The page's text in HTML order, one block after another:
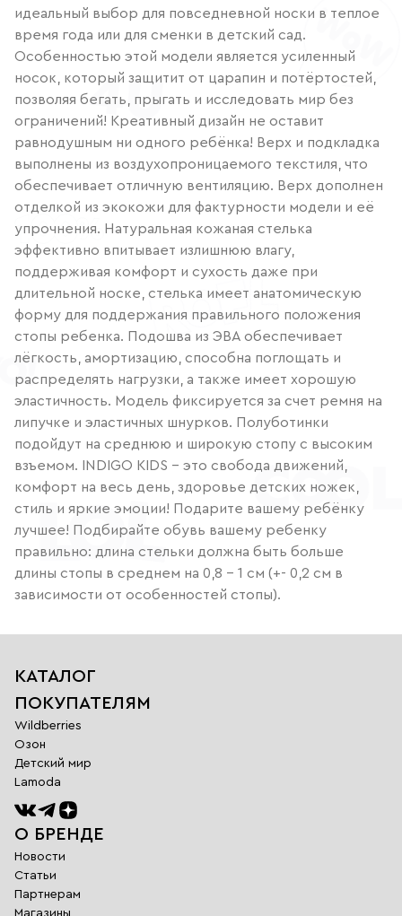
идеальный выбор для повседневной носки в теплое
время года или для сменки в детский сад.
Особенностью этой модели является усиленный
носок, который защитит от царапин и потёртостей,
позволяя бегать, прыгать и исследовать мир без
ограничений! Креативный дизайн не оставит
равнодушным ни одного ребёнка! Верх и подкладка
выполнены из воздухопроницаемого текстиля, что
обеспечивает отличную вентиляцию. Верх дополнен
отделкой из экокожи для фактурности модели и её
упрочнения. Натуральная кожаная стелька
эффективно впитывает излишнюю влагу,
поддерживая комфорт и сухость даже при
длительной носке, стелька имеет анатомическую
форму для поддержания правильного положения
стопы ребенка. Подошва из ЭВА обеспечивает
лёгкость, амортизацию, способна поглощать и
распределять нагрузки, а также имеет хорошую
эластичность. Модель фиксируется за счет ремня на
липучке и эластичных шнурков. Полуботинки
подойдут на среднюю и широкую стопу с высоким
взъемом. INDIGO KIDS – это свобода движений,
комфорт на весь день, здоровье детских ножек,
стиль и яркие эмоции! Подарите вашему ребёнку
лучшее! Подбирайте обувь вашему ребенку
правильно: длина стельки должна быть больше
длины стопы в среднем на 0,8 - 1 см (+- 0,2 см в
зависимости от особенностей стопы).
КАТАЛОГ
ПОКУПАТЕЛЯМ
Wildberries
Озон
Детский мир
Lamoda
О БРЕНДЕ
Новости
Статьи
Партнерам
Магазины